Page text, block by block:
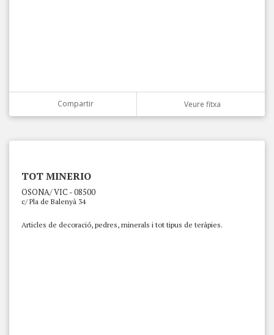
Compartir Veure fitxa
TOT MINERIO
OSONA/ VIC - 08500
c/ Pla de Balenyà 34
Articles de decoració, pedres, minerals i tot tipus de teràpies.